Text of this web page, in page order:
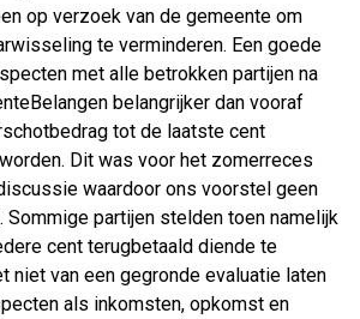
op verzoek van de gemeente om
te verminderen. Een goede
met alle betrokken partijen na
belangrijker dan vooraf
tot de laatste cent
Dit was voor het zomerreces
waardoor ons voorstel geen
Sommige partijen stelden toen namelijk
cent terugbetaald diende te
niet van een gegronde evaluatie laten
als inkomsten, opkomst en